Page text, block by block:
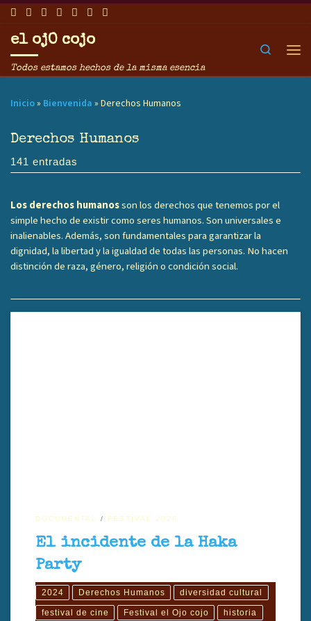
Saltar al contenido
el ojO cojo
Todos estamos hechos de la misma esencia
Search
Inicio» Bienvenida » Derechos Humanos
Derechos Humanos
141 entradas
Los derechos humanosson los derechos que tenemos por el
simple hecho de existir como seres humanos. Son universales e
inalienables. Además, son fundamentales para garantizar la
dignidad, la libertad y la igualdad de todas las personas. No hacen
distinción de raza, género, religión o condición social.
DOCUMENTAL FESTIVAL 2026
El incidente de la Haka
Party
2024 Derechos Humanos diversidad cultural
festival de cine Festival el Ojo cojo historia